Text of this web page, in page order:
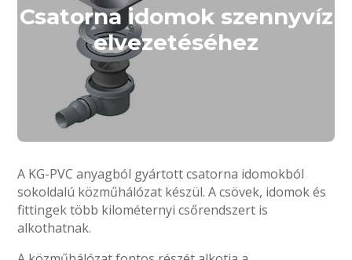
Csatorna idomok szennyvíz
elvezetéséhez
A KG-PVC anyagból gyártott csatorna idomokból
sokoldalú közműhálózat készül. A csövek, idomok és
fittingek több kilométernyi csőrendszert is
alkothatnak.